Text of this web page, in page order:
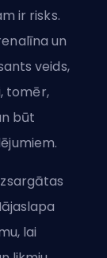
ir risks.
un
veids,
tomēr,
būt
lai